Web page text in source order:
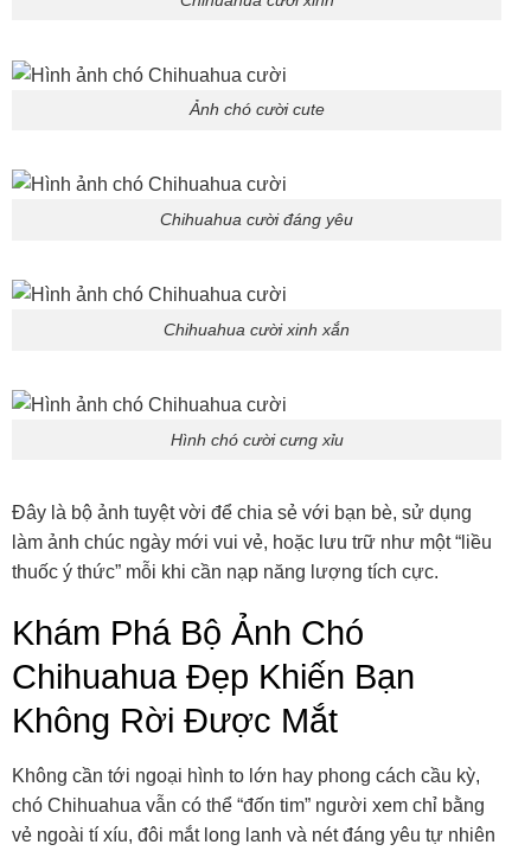
Ảnh chó cười cute
Chihuahua cười đáng yêu
Chihuahua cười xinh xắn
Hình chó cười cưng xỉu
Đây là bộ ảnh tuyệt vời để chia sẻ với bạn bè, sử dụng
làm ảnh chúc ngày mới vui vẻ, hoặc lưu trữ như một “liều
thuốc ý thức” mỗi khi cần nạp năng lượng tích cực.
Khám Phá Bộ Ảnh Chó
Chihuahua Đẹp Khiến Bạn
Không Rời Được Mắt
Không cần tới ngoại hình to lớn hay phong cách cầu kỳ,
chó Chihuahua vẫn có thể “đốn tim” người xem chỉ bằng
vẻ ngoài tí xíu, đôi mắt long lanh và nét đáng yêu tự nhiên